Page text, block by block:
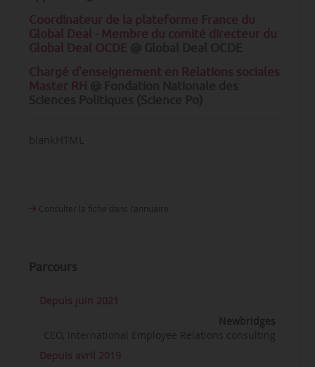
Coordinateur de la plateforme France du
Global Deal - Membre du comité directeur du
Global Deal OCDE
Chargé d’enseignement en Relations sociales
Master RH
blankHTML
Parcours
Depuis juin 2021
Newbridges
CEO, International Employee Relations consulting
Depuis avril 2019